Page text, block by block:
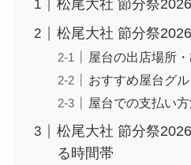
松尾大社 節分祭
松尾大社 節分祭
屋台の出店場所
おすすめ屋台グル
屋台での支払い
松尾大社 節分祭
る時間帯